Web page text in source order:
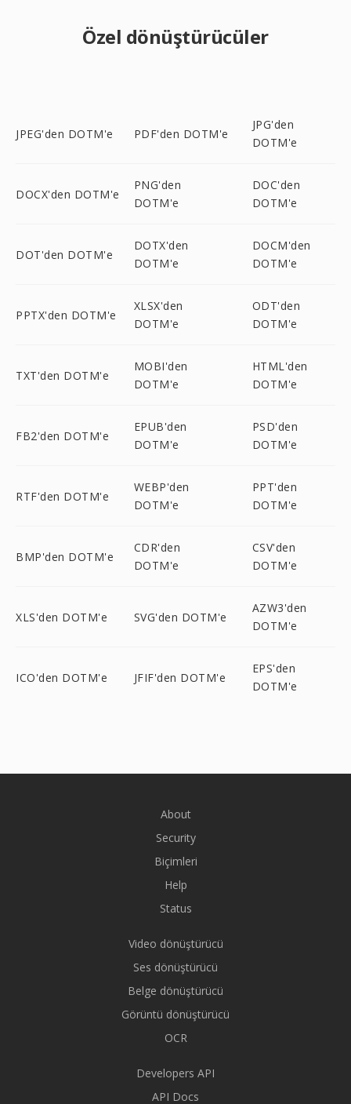
Özel dönüştürücüler
JPEG'den DOTM'e PDF'den DOTM'e
JPG'den
DOTM'e
DOCX'den DOTM'e
PNG'den
DOTM'e
DOC'den
DOTM'e
DOT'den DOTM'e
DOTX'den
DOTM'e
DOCM'den
DOTM'e
PPTX'den DOTM'e
XLSX'den
DOTM'e
ODT'den
DOTM'e
TXT'den DOTM'e
MOBI'den
DOTM'e
HTML'den
DOTM'e
FB2'den DOTM'e
EPUB'den
DOTM'e
PSD'den
DOTM'e
RTF'den DOTM'e
WEBP'den
DOTM'e
PPT'den
DOTM'e
BMP'den DOTM'e
CDR'den
DOTM'e
CSV'den
DOTM'e
XLS'den DOTM'e SVG'den DOTM'e
AZW3'den
DOTM'e
ICO'den DOTM'e JFIF'den DOTM'e
EPS'den
DOTM'e
About
Security
Biçimleri
Help
Status
Video dönüştürücü
Ses dönüştürücü
Belge dönüştürücü
Görüntü dönüştürücü
OCR
Developers API
API Docs